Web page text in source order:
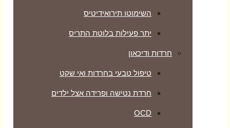
השימוטו תירואידיטיס
יתר פעילות בלוטת התריס
חרדות ודיכאון
טיפול טבעי בחרדות ואי שקט
חרדת נטישה ופרידה אצל ילדים
OCD